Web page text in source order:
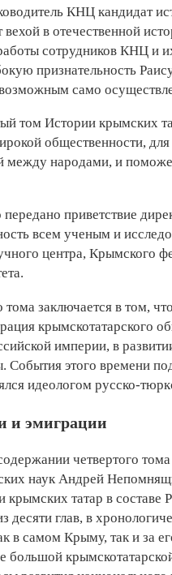
КНЦ кандидат
в отечественной
сотрудников КНЦ и
признательность
само
том Истории крымских
общественности,
между народами, и
приветствие
всем ученым и
центра, Крымского
тома заключается в том,
крымскотатарского
империи, в
События этого времени
идеологом русско-
и эмиграции
четвертого
наук Андрей
татар в составе
десяти глав, в
в самом Крыму, так и за
большой